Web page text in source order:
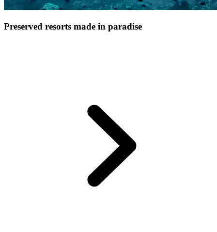
Preserved resorts made in paradise